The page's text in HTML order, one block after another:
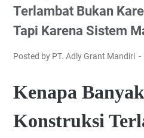
Terlambat Bukan
Tapi Karena Sistem
Posted by PT. Adly Grant Mandiri
Kenapa
Konstruksi